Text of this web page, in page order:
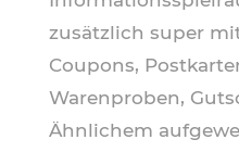
zusätzlich super
Coupons,
Warenproben,
Ähnlichem